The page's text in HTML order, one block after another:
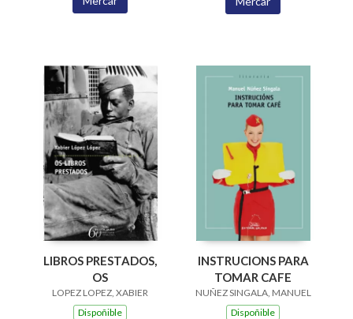
LIBROS PRESTADOS,
OS
LOPEZ LOPEZ, XABIER
Dispoñible
INSTRUCIONS PARA
TOMAR CAFE
NUÑEZ SINGALA, MANUEL
Dispoñible